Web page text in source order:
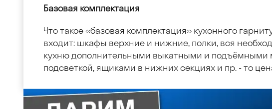
Базовая комплектация
Что такое «базовая комплектация» кухонного
входит: шкафы верхние и нижние, полки, вся
кухню дополнительными выкатными и подъёмными
подсветкой, ящиками в нижних секциях и пр. - то